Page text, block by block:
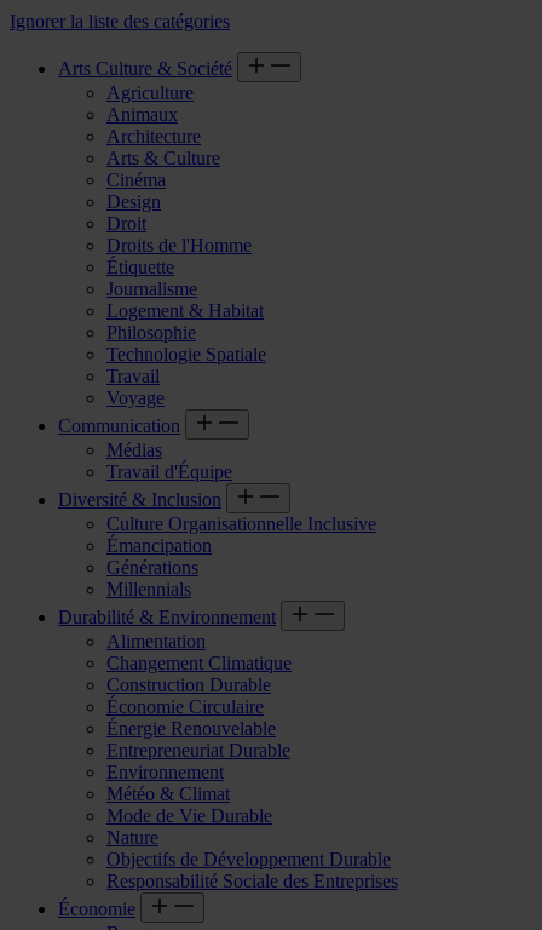
Ignorer la liste des catégories
Arts Culture & Société
Agriculture
Animaux
Architecture
Arts & Culture
Cinéma
Design
Droit
Droits de l'Homme
Étiquette
Journalisme
Logement & Habitat
Philosophie
Technologie Spatiale
Travail
Voyage
Communication
Médias
Travail d'Équipe
Diversité & Inclusion
Culture Organisationnelle Inclusive
Émancipation
Générations
Millennials
Durabilité & Environnement
Alimentation
Changement Climatique
Construction Durable
Économie Circulaire
Énergie Renouvelable
Entrepreneuriat Durable
Environnement
Météo & Climat
Mode de Vie Durable
Nature
Objectifs de Développement Durable
Responsabilité Sociale des Entreprises
Économie